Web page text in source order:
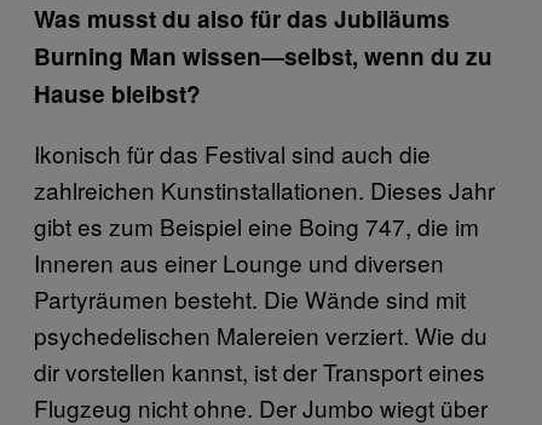
Was musst du also für das Jubiläums
Burning Man wissen—selbst, wenn du zu
Hause bleibst?
Ikonisch für das Festival sind auch die
zahlreichen Kunstinstallationen. Dieses Jahr
gibt es zum Beispiel eine Boing 747, die im
Inneren aus einer Lounge und diversen
Partyräumen besteht. Die Wände sind mit
psychedelischen Malereien verziert. Wie du
dir vorstellen kannst, ist der Transport eines
Flugzeug nicht ohne. Der Jumbo wiegt über